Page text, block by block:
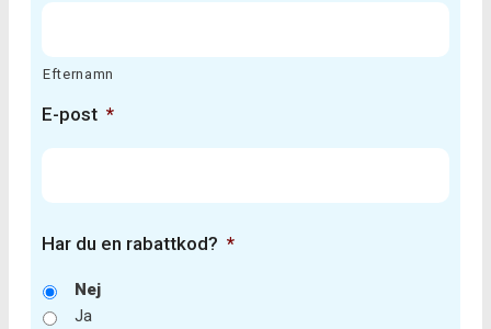
Efternamn
E-post *
Har du en rabattkod? *
Nej
Ja